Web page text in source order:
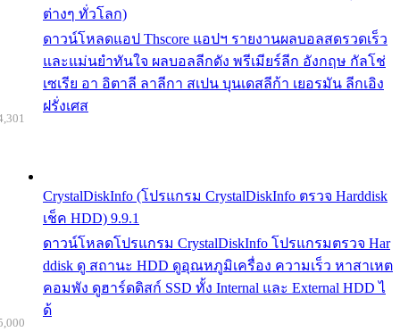
ต่างๆ ทั่วโลก)
ดาวน์โหลดแอป Thscore แอปฯ รายงานผลบอลสดรวดเร็ว
และแม่นยำทันใจ ผลบอลลีกดัง พรีเมียร์ลีก อังกฤษ กัลโช่
เซเรีย อา อิตาลี ลาลีกา สเปน บุนเดสลีก้า เยอรมัน ลีกเอิง
ฝรั่งเศส
CrystalDiskInfo (โปรแกรม CrystalDiskInfo ตรวจ Harddisk
เช็ค HDD) 9.9.1
ดาวน์โหลดโปรแกรม CrystalDiskInfo โปรแกรมตรวจ Har
ddisk ดู สถานะ HDD ดูอุณหภูมิเครื่อง ความเร็ว หาสาเหต
คอมพัง ดูฮาร์ดดิสก์ SSD ทั้ง Internal และ External HDD ไ
ด้